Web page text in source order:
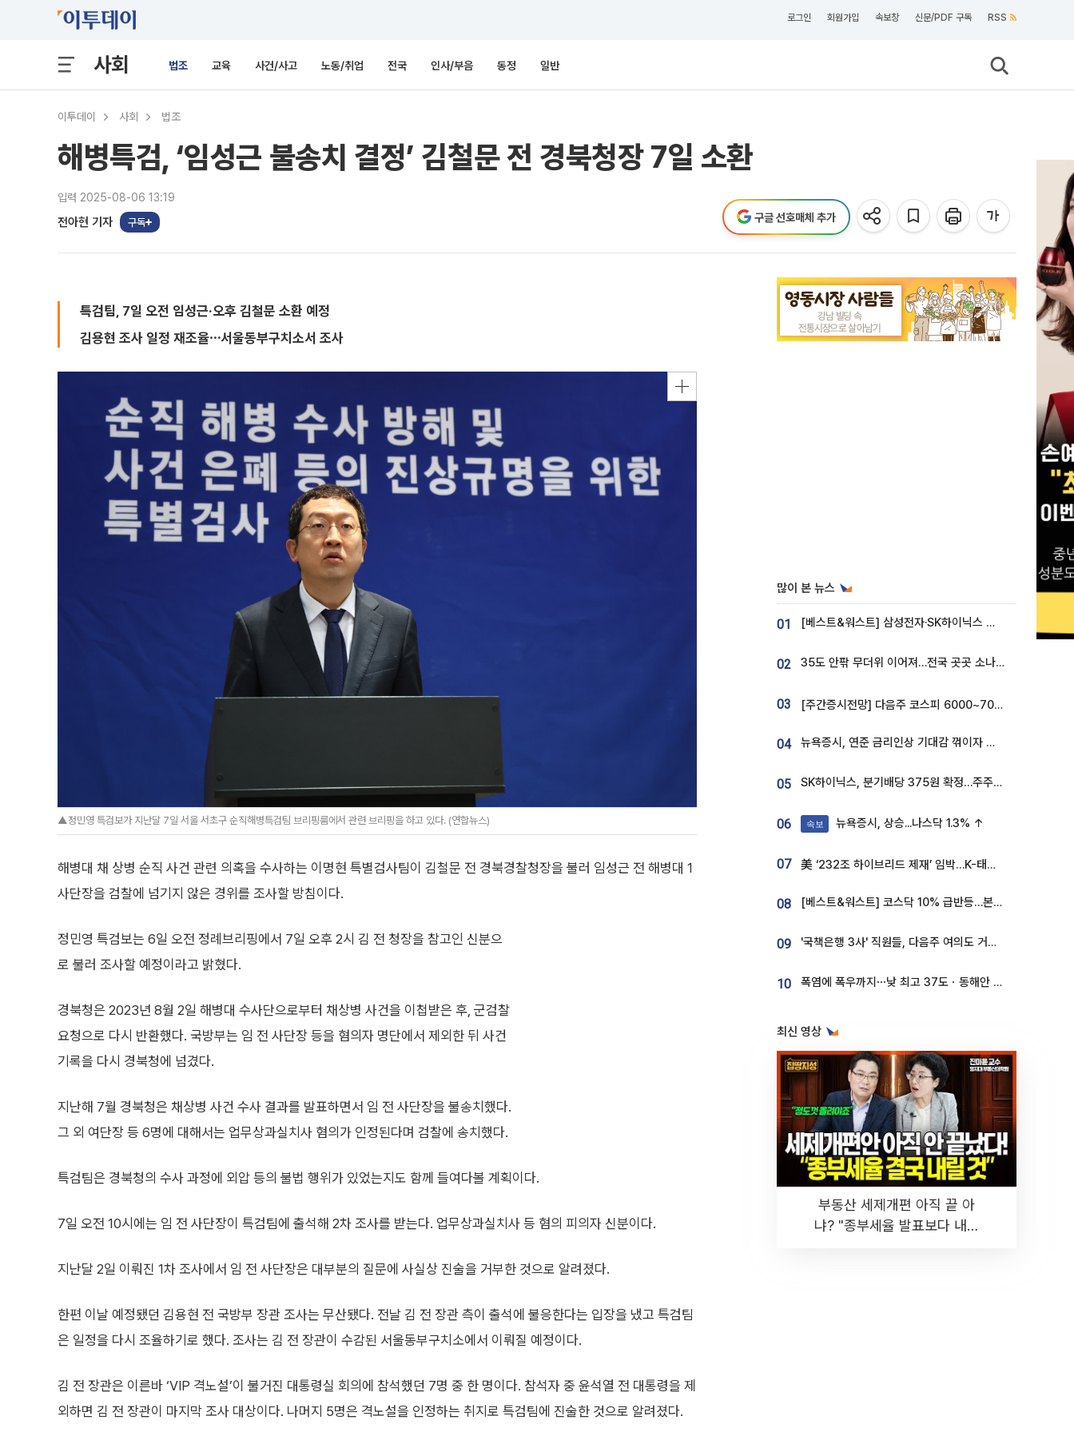
로그인 회원가입 속보창 신문/PDF 구독 RSS
사회 법조 교육 사건/사고 노동/취업 전국 인사/부음 동정 일반
이투데이 사회 법조
해병특검, ‘임성근 불송치 결정’ 김철문 전 경북청장 7일 소환
입력 2025-08-06 13:19
전아현 기자 구독 구글 선호매체 추가
특검팀, 7일 오전 임성근·오후 김철문 소환 예정
김용현 조사 일정 재조율⋯서울동부구치소서 조사
▲정민영 특검보가 지난달 7일 서울 서초구 순직해병특검팀 브리핑룸에서 관련 브리핑을 하고 있다. (연합뉴스)
해병대 채 상병 순직 사건 관련 의혹을 수사하는 이명현 특별검사팀이 김철문 전 경북경찰청장을 불러 임성근 전 해병대 1
사단장을 검찰에 넘기지 않은 경위를 조사할 방침이다.
정민영 특검보는 6일 오전 정례브리핑에서 7일 오후 2시 김 전 청장을 참고인 신분으
로 불러 조사할 예정이라고 밝혔다.
경북청은 2023년 8월 2일 해병대 수사단으로부터 채상병 사건을 이첩받은 후, 군검찰
요청으로 다시 반환했다. 국방부는 임 전 사단장 등을 혐의자 명단에서 제외한 뒤 사건
기록을 다시 경북청에 넘겼다.
지난해 7월 경북청은 채상병 사건 수사 결과를 발표하면서 임 전 사단장을 불송치했다.
그 외 여단장 등 6명에 대해서는 업무상과실치사 혐의가 인정된다며 검찰에 송치했다.
특검팀은 경북청의 수사 과정에 외압 등의 불법 행위가 있었는지도 함께 들여다볼 계획이다.
7일 오전 10시에는 임 전 사단장이 특검팀에 출석해 2차 조사를 받는다. 업무상과실치사 등 혐의 피의자 신분이다.
지난달 2일 이뤄진 1차 조사에서 임 전 사단장은 대부분의 질문에 사실상 진술을 거부한 것으로 알려졌다.
한편 이날 예정됐던 김용현 전 국방부 장관 조사는 무산됐다. 전날 김 전 장관 측이 출석에 불응한다는 입장을 냈고 특검팀
은 일정을 다시 조율하기로 했다. 조사는 김 전 장관이 수감된 서울동부구치소에서 이뤄질 예정이다.
김 전 장관은 이른바 ‘VIP 격노설’이 불거진 대통령실 회의에 참석했던 7명 중 한 명이다. 참석자 중 윤석열 전 대통령을 제
외하면 김 전 장관이 마지막 조사 대상이다. 나머지 5명은 격노설을 인정하는 취지로 특검팀에 진술한 것으로 알려졌다.
많이 본 뉴스
01 [베스트&워스트] 삼성전자·SK하이닉스 밀린 한 주…상상인증권은 85% 급등
02 35도 안팎 무더위 이어져…전국 곳곳 소나기 [오늘 날씨]
03 [주간증시전망] 다음주 코스피 6000~7000⋯“外人 수급은 정책이 변수”
04 뉴욕증시, 연준 금리인상 기대감 꺾이자 상승...S&P500 사상 최고치 [종합]
05 SK하이닉스, 분기배당 375원 확정…주주환원책 9월로 앞당겨 발표
06 속보 뉴욕증시, 상승...나스닥 1.3% ↑
07 美 ‘232조 하이브리드 제재’ 임박…K-태양광, 불확실성 털고 날개 다나
08 [베스트&워스트] 코스닥 10% 급반등…본느, 최대주주 변경 기대에 270% 폭등
09 '국책은행 3사' 직원들, 다음주 여의도 거리 나서는 까닭은
10 폭염에 폭우까지⋯낮 최고 37도ㆍ동해안 강한 비 [날씨]
최신 영상
부동산 세제개편 아직 끝 아
냐? "종부세율 발표보다 내릴